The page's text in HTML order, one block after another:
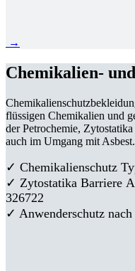
→
Chemikalien-
flüssigen Chemikalien und
der Petrochemie,
auch im Umgang mit Asbest.
✓ Chemikalienschutz
✓ Zytostatika Barriere
326722
✓ Anwenderschutz